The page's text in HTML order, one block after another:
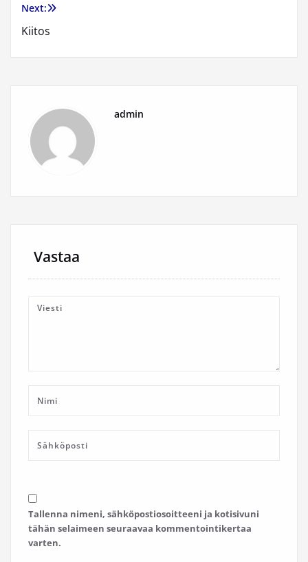
Next:
Kiitos
admin
Vastaa
Tallenna nimeni, sähköpostiosoitteeni ja kotisivuni
tähän selaimeen seuraavaa kommentointikertaa
varten.